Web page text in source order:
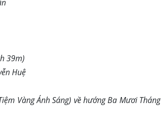
39m)
Huệ
Vàng Ánh Sáng) về hướng Ba Mươi Tháng